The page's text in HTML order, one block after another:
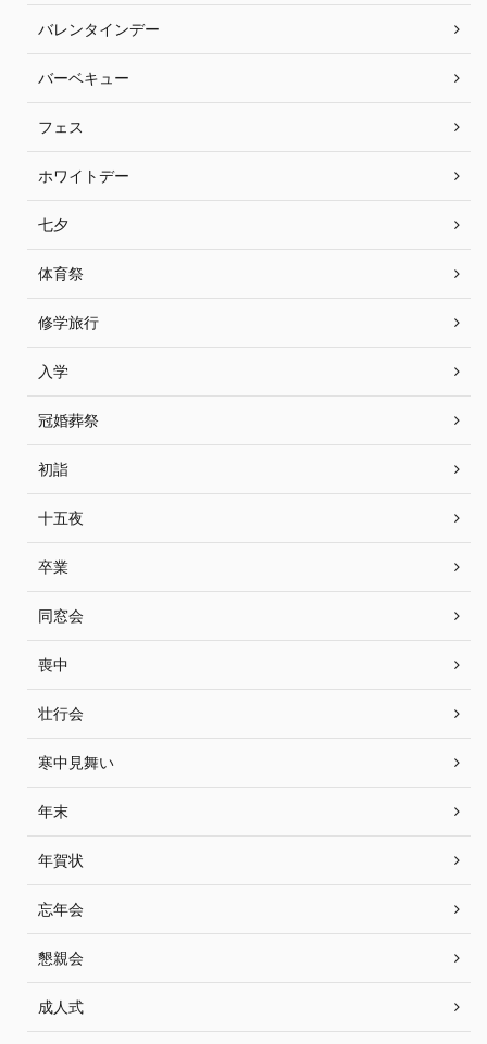
バレンタインデー
バーベキュー
フェス
ホワイトデー
七夕
体育祭
修学旅行
入学
冠婚葬祭
初詣
十五夜
卒業
同窓会
喪中
壮行会
寒中見舞い
年末
年賀状
忘年会
懇親会
成人式